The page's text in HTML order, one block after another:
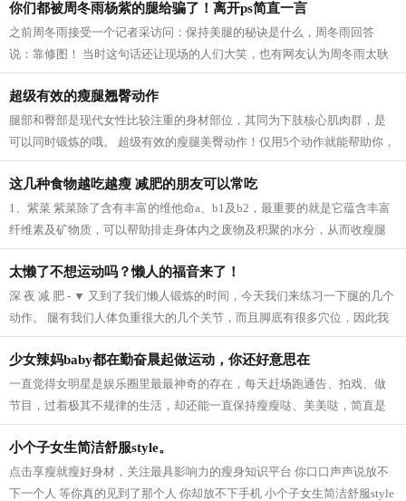
你们都被周冬雨杨紫的腿给骗了！离开ps简直一言
之前周冬雨接受一个记者采访问：保持美腿的秘诀是什么，周冬雨回答
说：靠修图！ 当时这句话还让现场的人们大笑，也有网友认为周冬雨太耿
直，然而，看了一些没有后期修的图片之...
超级有效的瘦腿翘臀动作
腿部和臀部是现代女性比较注重的身材部位，其同为下肢核心肌肉群，是
可以同时锻炼的哦。 超级有效的瘦腿美臀动作！仅用5个动作就能帮助你，
瘦出性感美腿，同时还塑造紧致翘臀...
这几种食物越吃越瘦 减肥的朋友可以常吃
1、紫菜 紫菜除了含有丰富的维他命a、b1及b2，最重要的就是它蕴含丰富
纤维素及矿物质，可以帮助排走身体内之废物及积聚的水分，从而收瘦腿
之效。 2、芝麻 芝麻它的亚麻仁油酸可以...
太懒了不想运动吗？懒人的福音来了！
深 夜 减 肥 - ▼ 又到了我们懒人锻炼的时间，今天我们来练习一下腿的几个
动作。 腿有我们人体负重很大的几个关节，而且脚底有很多穴位，因此我
们要多锻炼我们的脚，促进血液循...
少女辣妈baby都在勤奋晨起做运动，你还好意思在
一直觉得女明星是娱乐圈里最最神奇的存在，每天赶场跑通告、拍戏、做
节目，过着极其不规律的生活，却还能一直保持瘦瘦哒、美美哒，简直是
羡慕死我们这些凡人啦~老天爷爷太不公...
小个子女生简洁舒服style。
点击享瘦就瘦好身材，关注最具影响力的瘦身知识平台 你口口声声说放不
下一个人 等你真的见到了那个人 你却放不下手机 小个子女生简洁舒服style